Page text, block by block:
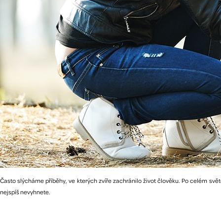
Často slýcháme příběhy, ve kterých zvíře zachránilo život člověku. Po celém
nejspíš nevyhnete.